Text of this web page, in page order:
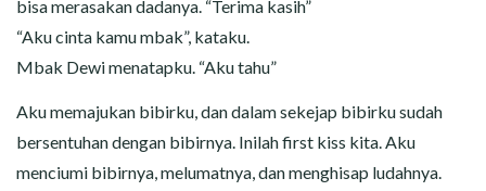
bisa merasakan dadanya. “Terima kasih”
“Aku cinta kamu mbak”, kataku.
Mbak Dewi menatapku. “Aku tahu”
Aku memajukan bibirku, dan dalam sekejap bibirku sudah
bersentuhan dengan bibirnya. Inilah first kiss kita. Aku
menciumi bibirnya, melumatnya, dan menghisap ludahnya.